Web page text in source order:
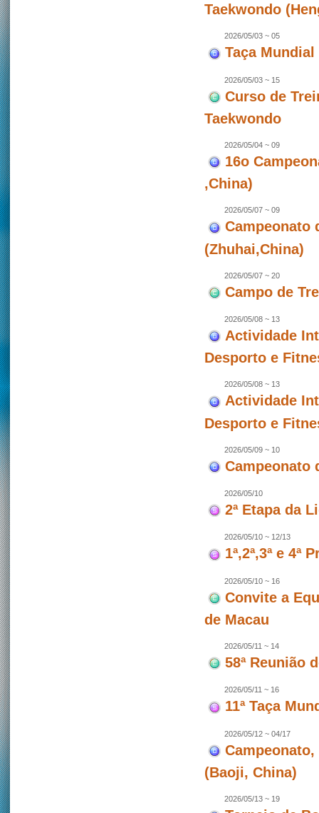
Taekwondo
2026/05/03 ~ 05
Taça
2026/05/03 ~ 15
Curso de
Taekwondo
2026/05/04 ~ 09
16o
,China)
2026/05/07 ~ 09
Campeonato
(Zhuhai,China)
2026/05/07 ~ 20
Campo de
2026/05/08 ~ 13
Actividade
Desporto e
2026/05/08 ~ 13
Actividade
Desporto e
2026/05/09 ~ 10
Campeonato
2026/05/10
2ª Etapa da
2026/05/10 ~ 12/13
1ª,2ª,3ª e 4ª
2026/05/10 ~ 16
Convite a
de Macau
2026/05/11 ~ 14
58ª Reunião
2026/05/11 ~ 16
11ª Taça
2026/05/12 ~ 04/17
(Baoji, China)
2026/05/13 ~ 19